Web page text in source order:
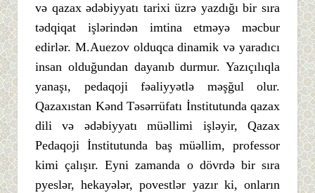
və qazax ədəbiyyatı tarixi üzrə yazdığı bir sıra
tədqiqat işlərindən imtina etməyə məcbur
edirlər. M.Auezov olduqca dinamik və yaradıcı
insan olduğundan dayanıb durmur. Yazıçılıqla
yanaşı, pedaqoji fəaliyyətlə məşğul olur.
Qazaxıstan Kənd Təsərrüfatı İnstitutunda qazax
dili və ədəbiyyatı müəllimi işləyir, Qazax
Pedaqoji İnstitutunda baş müəllim, professor
kimi çalışır. Eyni zamanda o dövrdə bir sıra
pyeslər, hekayələr, povestlər yazır ki, onların